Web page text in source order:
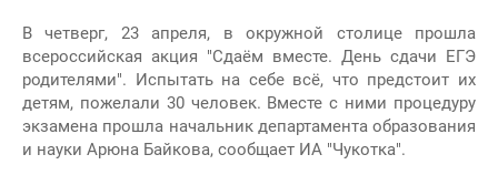
В четверг, 23 апреля, в окружной столице прошла
всероссийская акция "Сдаём вместе. День сдачи ЕГЭ
родителями". Испытать на себе всё, что предстоит их
детям, пожелали 30 человек. Вместе с ними процедуру
экзамена прошла начальник департамента образования
и науки Арюна Байкова, сообщает ИА "Чукотка".